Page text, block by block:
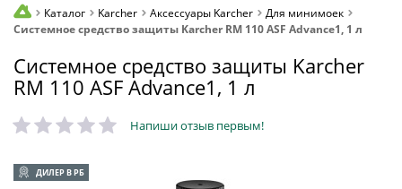
Каталог Karcher Аксессуары Karcher
Для минимоек
Системное средство защиты Karcher RM 110 ASF Advance1, 1 л
Системное средство защиты Karcher
RM 110 ASF Advance1, 1 л
Напиши отзыв первым!
ДИЛЕР В РБ